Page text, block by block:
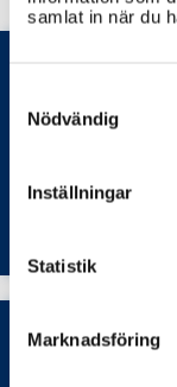
samlat in när du
Selection
Nödvändig
Inställningar
Statistik
Marknadsföring
Hur ansöker
hur betalar
Transporter och